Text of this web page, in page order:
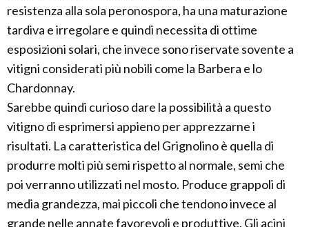
resistenza alla sola peronospora, ha una maturazione
tardiva e irregolare e quindi necessita di ottime
esposizioni solari, che invece sono riservate sovente a
vitigni considerati più nobili come la Barbera e lo
Chardonnay.
Sarebbe quindi curioso dare la possibilità a questo
vitigno di esprimersi appieno per apprezzarne i
risultati. La caratteristica del Grignolino è quella di
produrre molti più semi rispetto al normale, semi che
poi verranno utilizzati nel mosto. Produce grappoli di
media grandezza, mai piccoli che tendono invece al
grande nelle annate favorevoli e produttive. Gli acini